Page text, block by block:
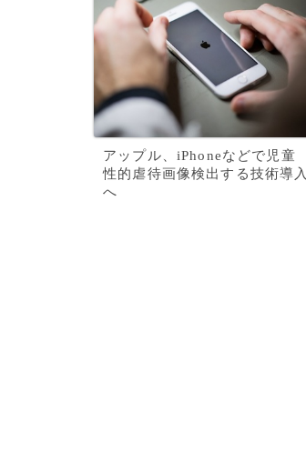
アップル、iPhoneなどで児童
性的虐待画像検出する技術導入
へ